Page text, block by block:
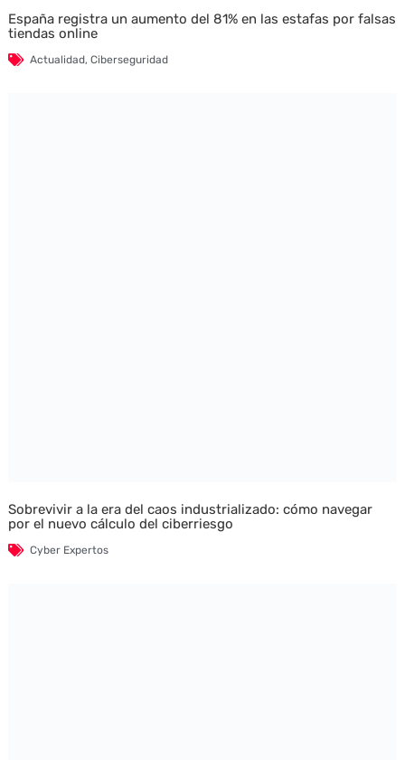
España registra un aumento del 81% en las estafas por falsas
tiendas online
Actualidad, Ciberseguridad
Sobrevivir a la era del caos industrializado: cómo navegar
por el nuevo cálculo del ciberriesgo
Cyber Expertos